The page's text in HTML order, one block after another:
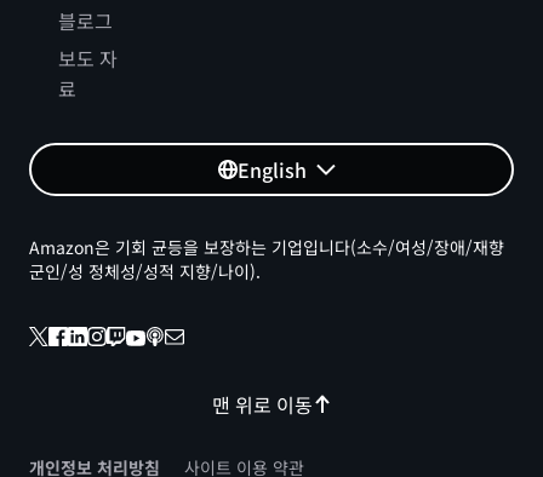
블로그
보도 자
료
English
맨 위로 이동
Amazon은 기회 균등을 보장하는 기업입니다(소수/여성/장애/재향
군인/성 정체성/성적 지향/나이).
개인정보 처리방침 사이트 이용 약관